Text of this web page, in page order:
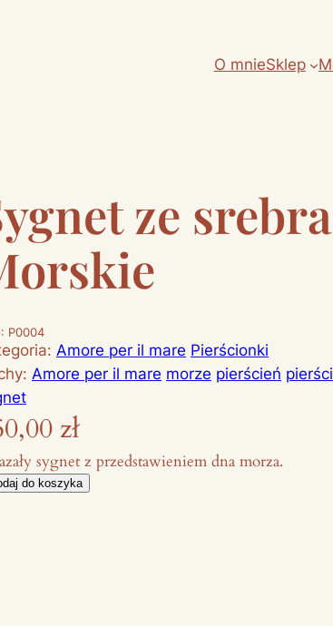
O mnieSklep
ze
P0004
Amore per il mare Pierścionki
Amore per il mare morze pierścień
zł
sygnet z przedstawieniem dna morza.
do koszyka